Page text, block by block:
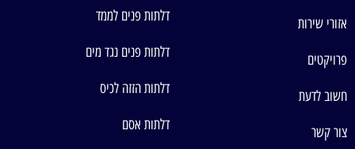
אזורי שירות
פרויקטים
חשוב לדעת
צור קשר
דלתות פנים לממד
דלתות פנים נגד מים
דלתות הזזה לכיס
דלתות אסם